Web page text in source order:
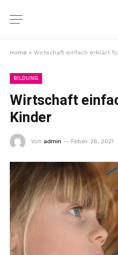
Home » Wirtschaft einfach erklärt
BILDUNG
Wirtschaft
Kinder
Von admin Feber 26, 2021